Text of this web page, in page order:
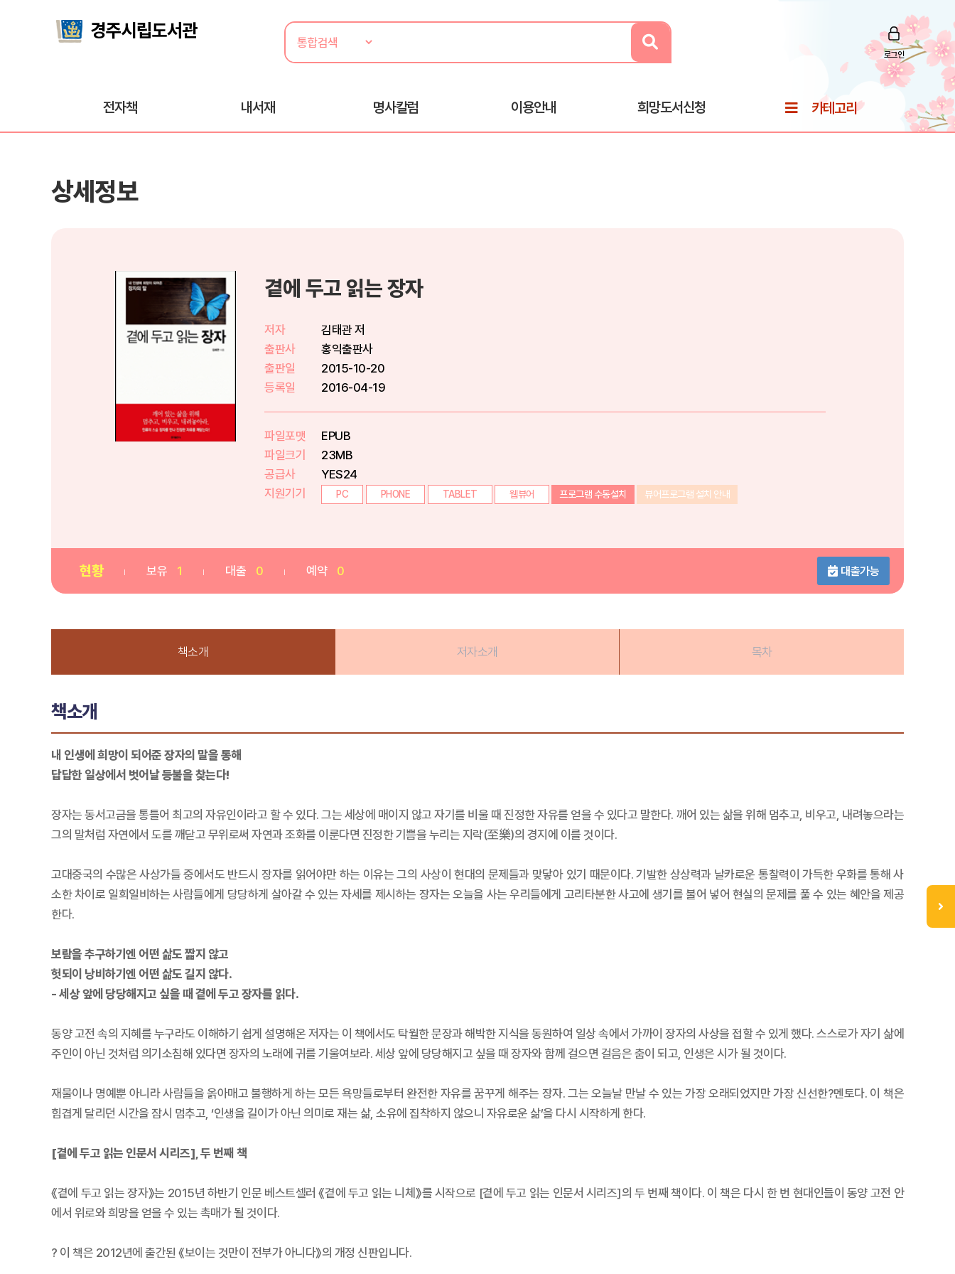
로그인
전자책 내서재 명사칼럼 이용안내 희망도서신청 카테고리
상세정보
곁에 두고 읽는 장자
저자
김태관 저
출판사
홍익출판사
출판일
2015-10-20
등록일
2016-04-19
파일포맷
EPUB
파일크기
23MB
공급사
YES24
지원기기
PC PHONE TABLET 웹뷰어 프로그램 수동설치 뷰어프로그램 설치 안내
현황 보유 1 대출 0 예약 0 대출가능
책소개 저자소개 목차
책소개
내 인생에 희망이 되어준 장자의 말을 통해
답답한 일상에서 벗어날 등불을 찾는다!
장자는 동서고금을 통틀어 최고의 자유인이라고 할 수 있다. 그는 세상에 매이지 않고 자기를 비울 때 진정한 자유를 얻을 수 있다고 말한다. 깨어 있는 삶을 위해 멈추고, 비우고, 내려놓으라는
그의 말처럼 자연에서 도를 깨닫고 무위로써 자연과 조화를 이룬다면 진정한 기쁨을 누리는 지락(至樂)의 경지에 이를 것이다.
고대중국의 수많은 사상가들 중에서도 반드시 장자를 읽어야만 하는 이유는 그의 사상이 현대의 문제들과 맞닿아 있기 때문이다. 기발한 상상력과 날카로운 통찰력이 가득한 우화를 통해 사
소한 차이로 일희일비하는 사람들에게 당당하게 살아갈 수 있는 자세를 제시하는 장자는 오늘을 사는 우리들에게 고리타분한 사고에 생기를 불어 넣어 현실의 문제를 풀 수 있는 혜안을 제공
한다.
보람을 추구하기엔 어떤 삶도 짧지 않고
헛되이 낭비하기엔 어떤 삶도 길지 않다.
- 세상 앞에 당당해지고 싶을 때 곁에 두고 장자를 읽다.
동양 고전 속의 지혜를 누구라도 이해하기 쉽게 설명해온 저자는 이 책에서도 탁월한 문장과 해박한 지식을 동원하여 일상 속에서 가까이 장자의 사상을 접할 수 있게 했다. 스스로가 자기 삶에
주인이 아닌 것처럼 의기소침해 있다면 장자의 노래에 귀를 기울여보라. 세상 앞에 당당해지고 싶을 때 장자와 함께 걸으면 걸음은 춤이 되고, 인생은 시가 될 것이다.
재물이나 명예뿐 아니라 사람들을 옭아매고 불행하게 하는 모든 욕망들로부터 완전한 자유를 꿈꾸게 해주는 장자. 그는 오늘날 만날 수 있는 가장 오래되었지만 가장 신선한?멘토다. 이 책은
힘겹게 달리던 시간을 잠시 멈추고, ‘인생을 길이가 아닌 의미로 재는 삶, 소유에 집착하지 않으니 자유로운 삶’을 다시 시작하게 한다.
[곁에 두고 읽는 인문서 시리즈], 두 번째 책
《곁에 두고 읽는 장자》는 2015년 하반기 인문 베스트셀러 《곁에 두고 읽는 니체》를 시작으로 [곁에 두고 읽는 인문서 시리즈]의 두 번째 책이다. 이 책은 다시 한 번 현대인들이 동양 고전 안
에서 위로와 희망을 얻을 수 있는 촉매가 될 것이다.
? 이 책은 2012년에 출간된 《보이는 것만이 전부가 아니다》의 개정 신판입니다.